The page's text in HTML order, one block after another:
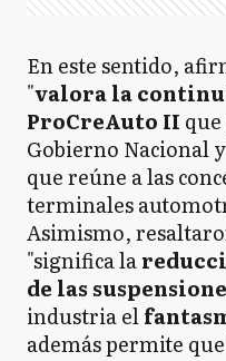
En este sentido,
"valora la
ProCreAuto II
Gobierno Nacional
que reúne a las
terminales
Asimismo,
"significa la
de las
industria el
además permite